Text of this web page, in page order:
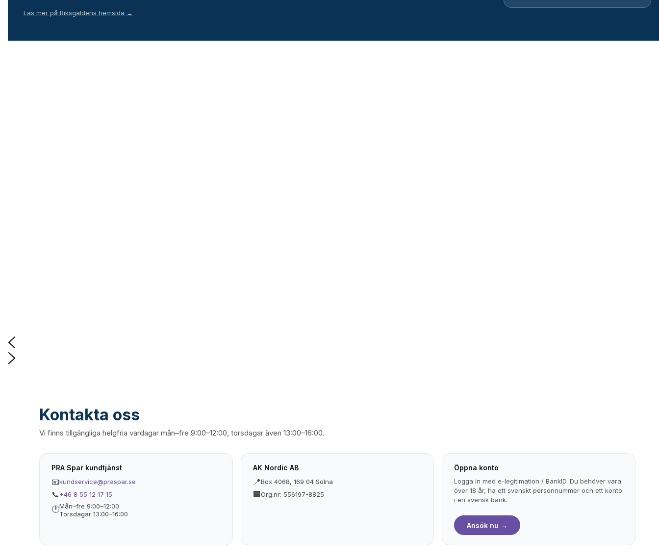
Läs mer på Riksgäldens hemsida →
Kontakta oss
Vi finns tillgängliga helgfria vardagar mån–fre 9:00–12:00, torsdagar även 13:00–16:00.
PRA Spar kundtjänst
📧kundservice@praspar.se
📞+46 8 55 12 17 15
🕐Mån–fre 9:00–12:00
Torsdagar 13:00–16:00
AK Nordic AB
📍Box 4068, 169 04 Solna
🏢 Org.nr: 556197-8825
Öppna konto
Logga in med e-legitimation / BankID. Du behöver vara
över 18 år, ha ett svenskt personnummer och ett konto
i en svensk bank.
Ansök nu →